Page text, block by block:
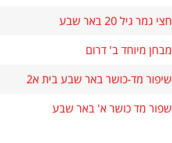
חצי גמר גיל 20 באר שבע
מבחן מיוחד ב' דרום
שיפור מד-כושר באר שבע בית א2
שפור מד כושר א' באר שבע